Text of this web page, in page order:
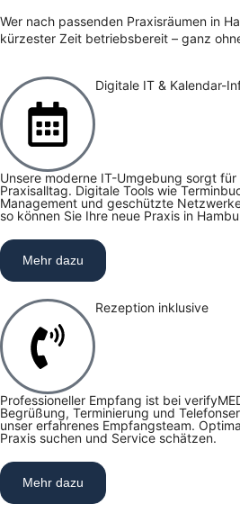
Wer nach passenden Praxisräumen in
kürzester Zeit betriebsbereit – ganz
Digitale IT & Kalendar-
Unsere moderne IT-Umgebung sorgt
Praxisalltag. Digitale Tools wie
Management und geschützte
so können Sie Ihre neue Praxis in
Mehr dazu
Rezeption inklusive
Professioneller Empfang ist bei
Begrüßung, Terminierung und
unser erfahrenes Empfangsteam.
Praxis suchen und Service schätzen.
Mehr dazu